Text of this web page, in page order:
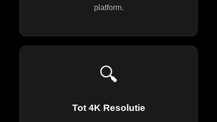
platform.
🔍
Tot 4K Resolutie